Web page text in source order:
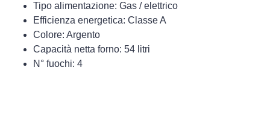
Tipo alimentazione: Gas / elettrico
Efficienza energetica: Classe A
Colore: Argento
Capacità netta forno: 54 litri
N° fuochi: 4